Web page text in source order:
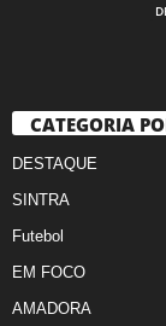
CATEGORIA
DESTAQUE
SINTRA
Futebol
EM FOCO
AMADORA